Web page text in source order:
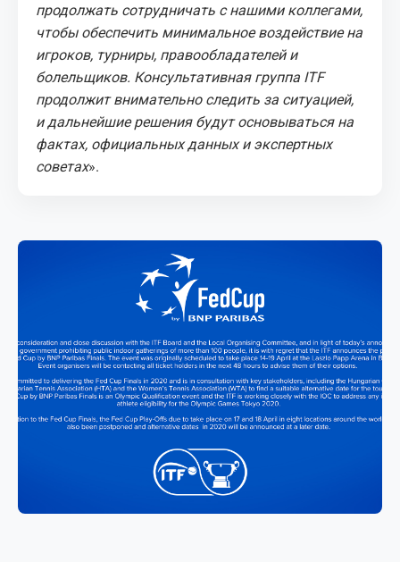
продолжать сотрудничать с нашими коллегами,
чтобы обеспечить минимальное воздействие на
игроков, турниры, правообладателей и
болельщиков. Консультативная группа ITF
продолжит внимательно следить за ситуацией,
и дальнейшие решения будут основываться на
фактах, официальных данных и экспертных
советах».